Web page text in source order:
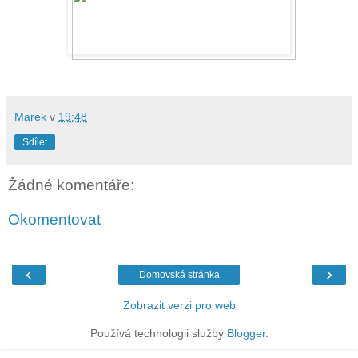
Marek v 19:48
Sdílet
Žádné komentáře:
Okomentovat
‹ ›
Domovská stránka
Zobrazit verzi pro web
Používá technologii služby Blogger.